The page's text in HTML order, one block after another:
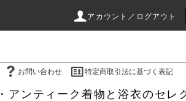
アカウント／ログアウト
お問い合わせ 特定商取引法に基づく表記
アンティーク着物と浴衣のセレ